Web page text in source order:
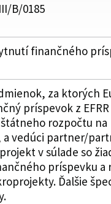
B/0185
finančného
za ktorých
príspevok z
rozpočtu na
vedúci partner/
v súlade so
príspevku a
Ďalšie